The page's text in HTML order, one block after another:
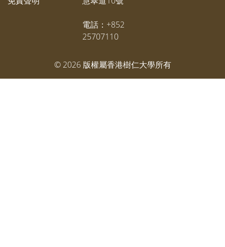
電話：+852
25707110
© 2026版權屬香港樹仁大學所有